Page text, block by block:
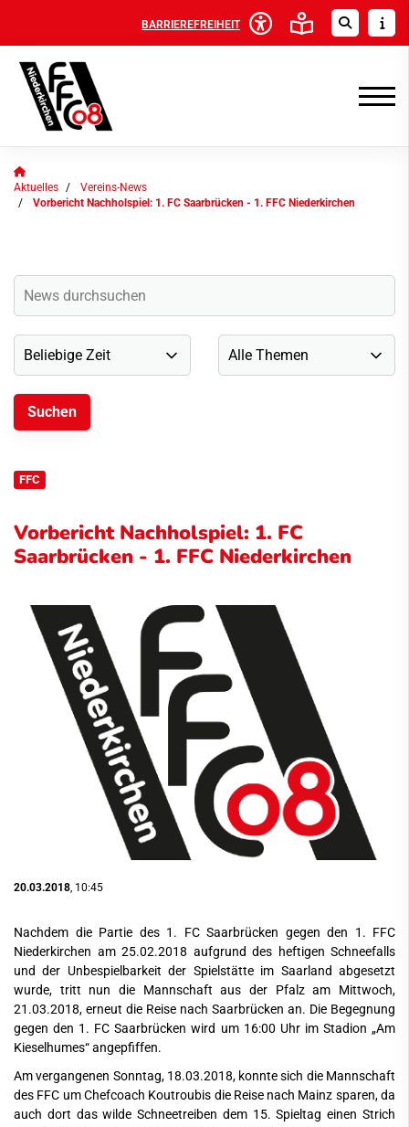
BARRIEREFREIHEIT
Aktuelles
Vereins-News
Vorbericht Nachholspiel: 1. FC Saarbrücken - 1. FFC Niederkirchen
FFC
Vorbericht Nachholspiel: 1. FC
Saarbrücken - 1. FFC Niederkirchen
20.03.2018 , 10:45
Nachdem die Partie des 1. FC Saarbrücken gegen den 1. FFC
Niederkirchen am 25.02.2018 aufgrund des heftigen Schneefalls
und der Unbespielbarkeit der Spielstätte im Saarland abgesetzt
wurde, tritt nun die Mannschaft aus der Pfalz am Mittwoch,
21.03.2018, erneut die Reise nach Saarbrücken an. Die Begegnung
gegen den 1. FC Saarbrücken wird um 16:00 Uhr im Stadion „Am
Kieselhumes“ angepfiffen.
Am vergangenen Sonntag, 18.03.2018, konnte sich die Mannschaft
des FFC um Chefcoach Koutroubis die Reise nach Mainz sparen, da
auch dort das wilde Schneetreiben dem 15. Spieltag einen Strich